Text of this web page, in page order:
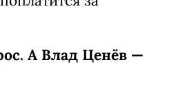
А Влад Ценёв —